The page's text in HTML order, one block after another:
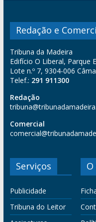
Redação e
Tribuna da Madeira
Edifício O Liberal, Parque
Lote n.º 7, 9304-006
Telef.: 291 911300
Redação
Comercial
Serviços
Publicidade
Tribuna do Leitor